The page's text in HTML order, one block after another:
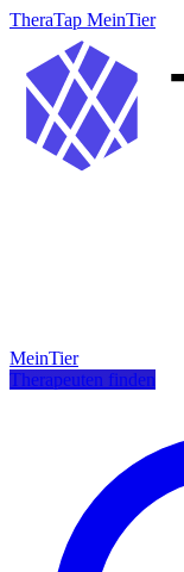
TheraTap MeinTier
MeinTier
Therapeuten finden